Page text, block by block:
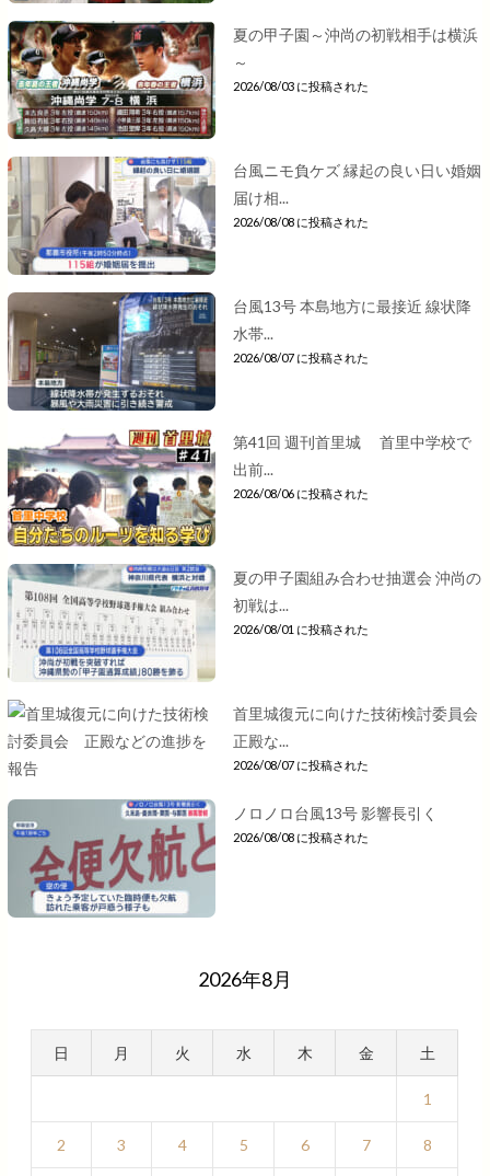
夏の甲子園～沖尚の初戦相手は横浜
～
2026/08/03 に投稿された
台風ニモ負ケズ 縁起の良い日い婚姻
届け相...
2026/08/08 に投稿された
台風13号 本島地方に最接近 線状降
水帯...
2026/08/07 に投稿された
第41回 週刊首里城 首里中学校で
出前...
2026/08/06 に投稿された
夏の甲子園組み合わせ抽選会 沖尚の
初戦は...
2026/08/01 に投稿された
首里城復元に向けた技術検討委員会
正殿な...
2026/08/07 に投稿された
ノロノロ台風13号 影響長引く
2026/08/08 に投稿された
2026年8月
日 月 火 水 木 金 土
1
2 3 4 5 6 7 8